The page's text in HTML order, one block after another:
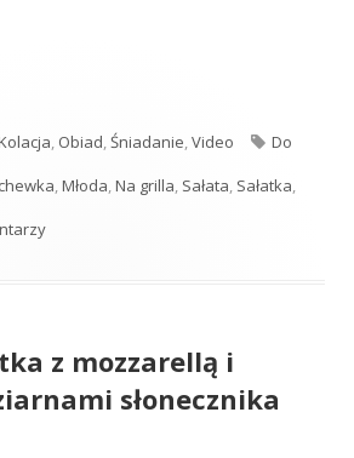
z młodej kapusty (video)"
, Obiad,Śniadanie,Video Tagi
Do
,Młoda,Na grilla, Sałata, Sałatka,
do Surówka z młodej kapusty (video)
z mozzarellą i
słonecznika